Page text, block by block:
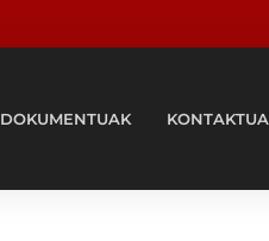
DOKUMENTUAK KONTAKTUA